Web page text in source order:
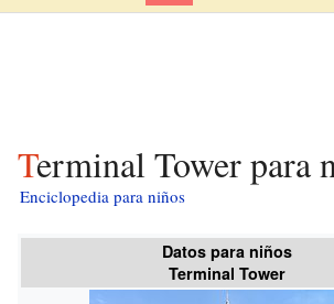
Terminal Tower para
Enciclopedia para niños
Datos para niños
Terminal Tower